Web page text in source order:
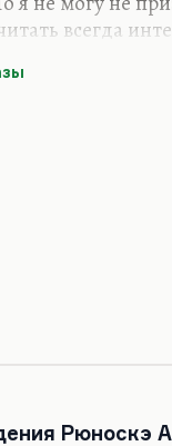
всегда
– немного
свой распад
В чем
прозы?
рассказов» и
или
личности. У
повторов,
Рюноскэ